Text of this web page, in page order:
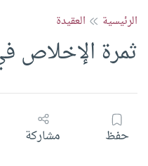
الرئيسية العقيدة
ثمرة الإخلاص
حفظ مشاركة